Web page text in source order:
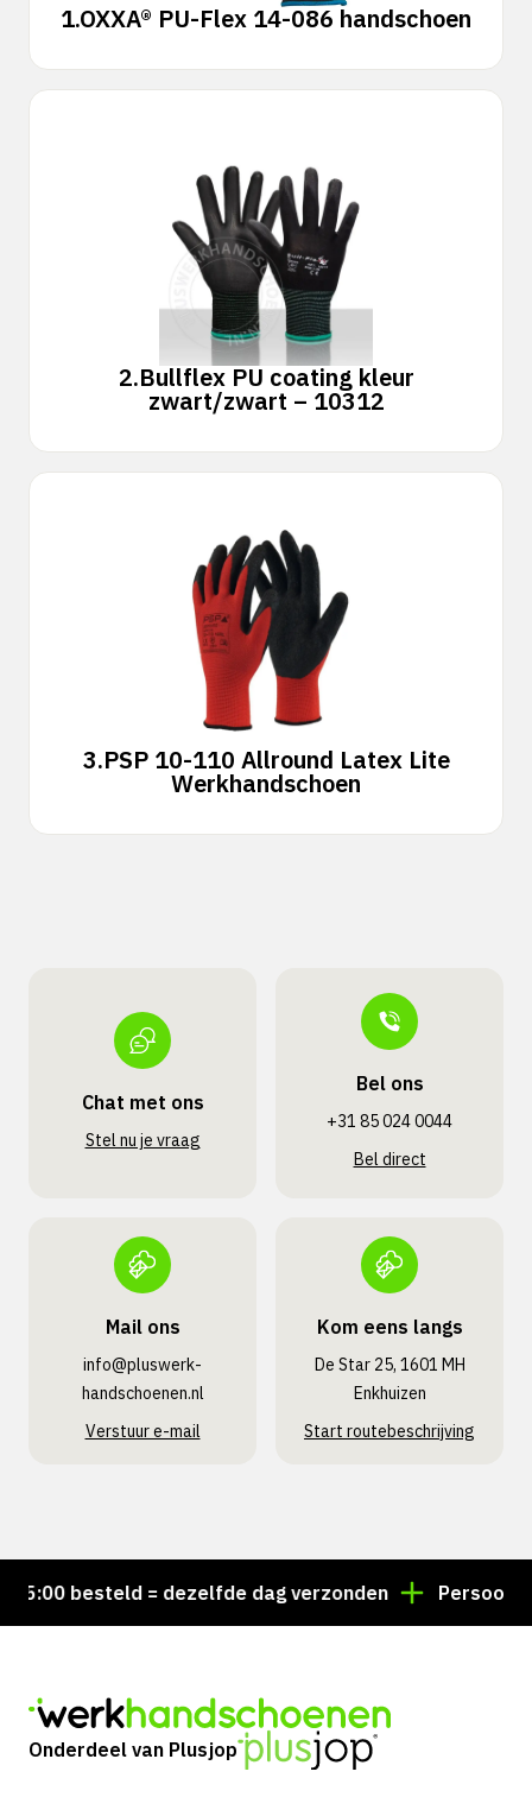
1.OXXA® PU-Flex 14-086 handschoen
2.Bullflex PU coating kleur
zwart/zwart – 10312
3.PSP 10-110 Allround Latex Lite
Werkhandschoen
Chat met ons
Stel nu je vraag
Bel ons
+31 85 024 0044
Bel direct
Mail ons
info@pluswerk­
handschoenen.nl
Verstuur e-mail
Kom eens langs
De Star 25, 1601 MH
Enkhuizen
Start routebeschrijving
besteld = dezelfde dag verzonden Persoonlijk
Onderdeel van Plusjop